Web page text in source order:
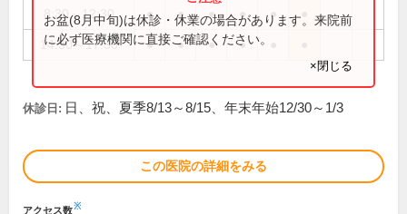
8:30～12:30 ● ● ● ● ●
14:30～17:30 ● ● ● ●
お盆(8月中旬)は休診・休業の場合があります。来院前
に必ず医療機関に直接ご確認ください。
×閉じる
休診日: 日、祝、夏季8/13～8/15、年末年始12/30～1/3
この医院の詳細をみる
アクセス数※